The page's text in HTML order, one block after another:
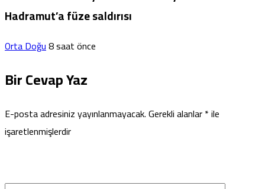
Hadramut’a füze saldırısı
Orta Doğu8 saat önce
Bir Cevap Yaz
E-posta adresiniz yayınlanmayacak.Gerekli alanlar*ile
işaretlenmişlerdir